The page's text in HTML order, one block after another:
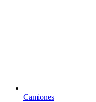
Camiones